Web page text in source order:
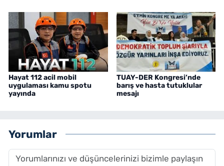
Hayat 112 acil mobil
uygulaması kamu spotu
yayında
TUAY-DER Kongresi’nde
barış ve hasta tutuklular
mesajı
Yorumlar